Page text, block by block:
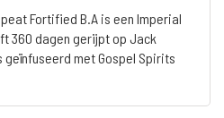
Fortified B.A is een Imperial
360 dagen gerijpt op Jack
geïnfuseerd met Gospel Spirits